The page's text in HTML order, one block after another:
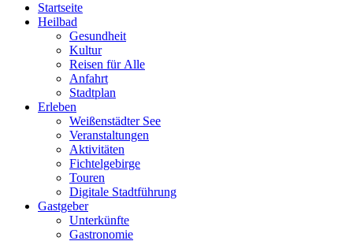
Start­sei­te
Heil­bad
Gesund­heit
Kul­tur
Rei­sen für Alle
Anfahrt
Stadt­plan
Erle­ben
Wei­ßen­städ­ter See
Ver­an­stal­tun­gen
Akti­vi­tä­ten
Fich­tel­ge­bir­ge
Tou­ren
Digi­ta­le Stadtführung
Gast­ge­ber
Unter­künf­te
Gas­tro­no­mie